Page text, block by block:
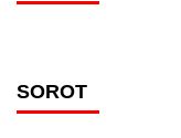
SOROT